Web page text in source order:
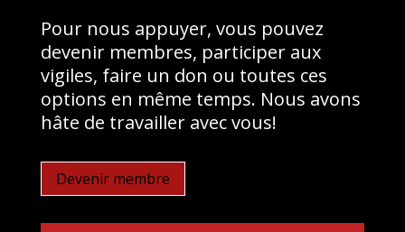
Pour nous appuyer, vous pouvez
devenir membres, participer aux
vigiles, faire un don ou toutes ces
options en même temps. Nous avons
hâte de travailler avec vous!
Devenir membre